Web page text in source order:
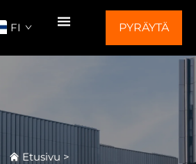
FI PYRÄYTÄ
Etusivu >